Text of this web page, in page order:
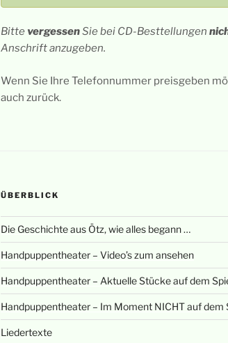
Bitte vergessenSie bei CD-Besttellungen
Anschrift anzugeben.
Wenn Sie Ihre Telefonnummer preisgeben
auch zurück.
ÜBERBLICK
Die Geschichte aus Ötz, wie alles begann …
Handpuppentheater – Video’s zum ansehen
Handpuppentheater – Aktuelle Stücke auf dem
Handpuppentheater – Im Moment NICHT auf dem
Liedertexte